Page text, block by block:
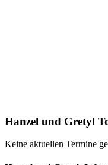
Hanzel und Gretyl
Keine aktuellen Termine